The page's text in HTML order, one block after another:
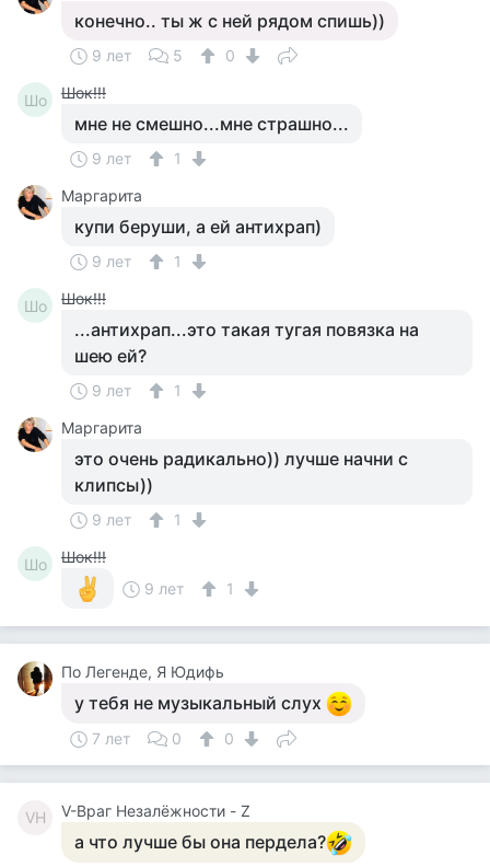
конечно.. ты ж с ней рядом спишь))
9 лет 5 0
Шо Шок!!!
мне не смешно...мне страшно...
9 лет
1
Маргарита
купи беруши, а ей антихрап)
9 лет 1
Шо Шок!!!
...антихрап...это такая тугая повязка на
шею ей?
9 лет
1
Маргарита
это очень радикально)) лучше начни с
клипсы))
9 лет 1
Шо
Шок!!!
9 лет
1
По Легенде, Я Юдифь
у тебя не музыкальный слух
7 лет 0 0
VН V-Враг Незалёжности - Z
а что лучше бы она пердела?